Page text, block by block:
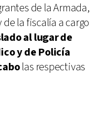
de la Armada,
la fiscalía a cargo
al lugar de
y de Policía
las respectivas